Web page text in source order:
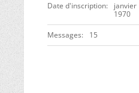
Date d'inscription
janvier
1970
Messages 15